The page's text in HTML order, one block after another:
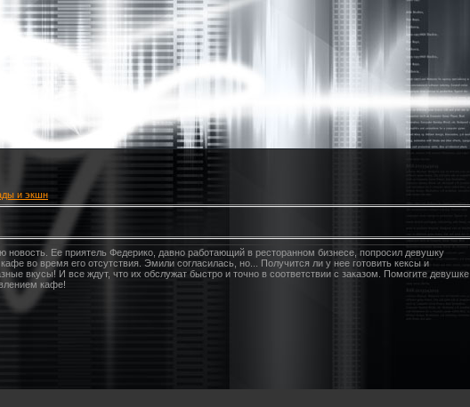
и экшн
новость. Ее приятель Федерико, давно работающий в ресторанном бизнесе, попросил девушку
во время его отсутствия. Эмили согласилась, но... Получится ли у нее готовить кексы и
вкусы! И все ждут, что их обслужат быстро и точно в соответствии с заказом. Помогите девушке
кафе!